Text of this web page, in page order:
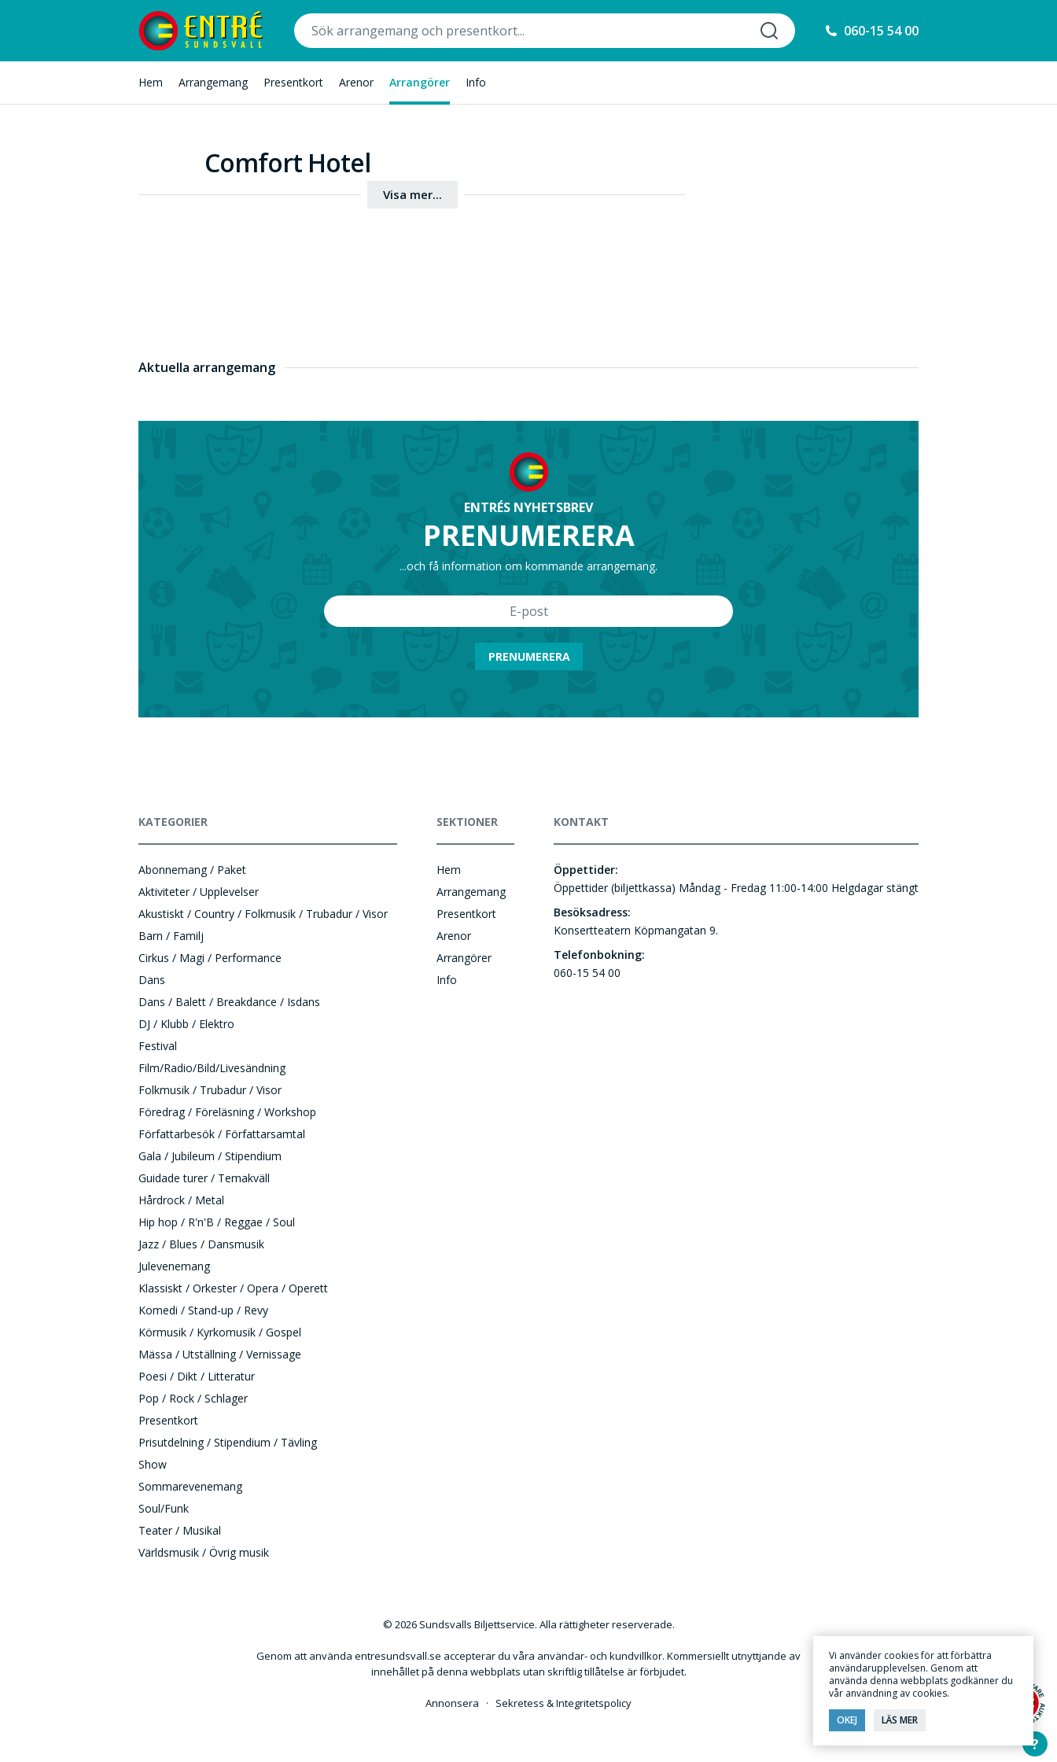
060-15 54 00
Hem Arrangemang Presentkort Arenor Arrangörer Info
Comfort Hotel
Visa mer...
Aktuella arrangemang
ENTRÉS NYHETSBREV
PRENUMERERA
...och få information om kommande arrangemang.
PRENUMERERA
?
KATEGORIER
Abonnemang / Paket
Aktiviteter / Upplevelser
Akustiskt / Country / Folkmusik / Trubadur / Visor
Barn / Familj
Cirkus / Magi / Performance
Dans
Dans / Balett / Breakdance / Isdans
DJ / Klubb / Elektro
Festival
Film/Radio/Bild/Livesändning
Folkmusik / Trubadur / Visor
Föredrag / Föreläsning / Workshop
Författarbesök / Författarsamtal
Gala / Jubileum / Stipendium
Guidade turer / Temakväll
Hårdrock / Metal
Hip hop / R'n'B / Reggae / Soul
Jazz / Blues / Dansmusik
Julevenemang
Klassiskt / Orkester / Opera / Operett
Komedi / Stand-up / Revy
Körmusik / Kyrkomusik / Gospel
Mässa / Utställning / Vernissage
Poesi / Dikt / Litteratur
Pop / Rock / Schlager
Presentkort
Prisutdelning / Stipendium / Tävling
Show
Sommarevenemang
Soul/Funk
Teater / Musikal
Världsmusik / Övrig musik
SEKTIONER
Hem
Arrangemang
Presentkort
Arenor
Arrangörer
Info
KONTAKT
Öppettider:
Öppettider (biljettkassa) Måndag - Fredag 11:00-14:00 Helgdagar stängt
Besöksadress:
Konsertteatern Köpmangatan 9.
Telefonbokning:
060-15 54 00
© 2026 Sundsvalls Biljettservice. Alla rättigheter reserverade.
Genom att använda entresundsvall.se accepterar du våra användar- och kundvillkor. Kommersiellt utnyttjande av
innehållet på denna webbplats utan skriftlig tillåtelse är förbjudet.
Annonsera · Sekretess & Integritetspolicy
Vi använder cookies för att förbättra
användarupplevelsen. Genom att
använda denna webbplats godkänner du
vår användning av cookies.
OKEJ
LÄS MER